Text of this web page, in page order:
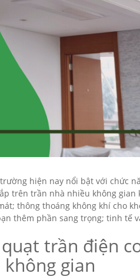
hiện nay nổi bật với chức
trên trần nhà nhiều không
thông thoáng không khí cho
thêm phần sang trọng; tinh tế
trần điện
gian